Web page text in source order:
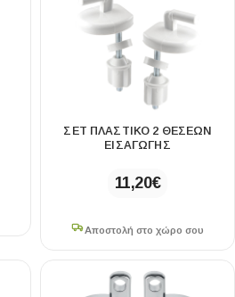
ΣΕΤ ΠΛΑΣΤΙΚΟ 2 ΘΕΣΕΩΝ
ΕΙΣΑΓΩΓΗΣ
11,20€
Αποστολή στο χώρο σου